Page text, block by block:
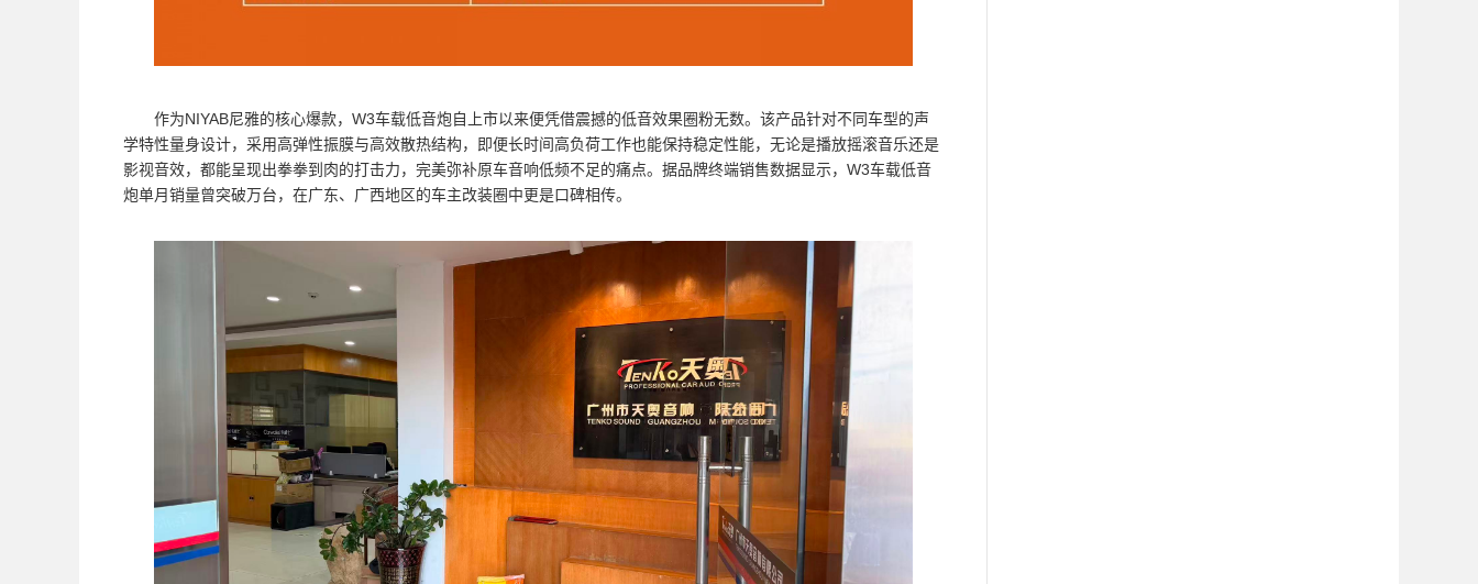
作为NIYAB尼雅的核心爆款，W3车载低音炮自上市以来便凭借震撼的低音效果圈粉无数。该产品针对不同车型的声
学特性量身设计，采用高弹性振膜与高效散热结构，即便长时间高负荷工作也能保持稳定性能，无论是播放摇滚音乐还是
影视音效，都能呈现出拳拳到肉的打击力，完美弥补原车音响低频不足的痛点。据品牌终端销售数据显示，W3车载低音
炮单月销量曾突破万台，在广东、广西地区的车主改装圈中更是口碑相传。